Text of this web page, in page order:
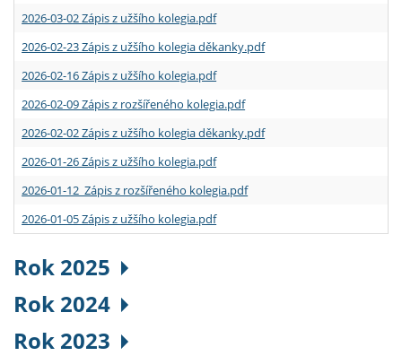
2026-03-02 Zápis z užšího kolegia.pdf
2026-02-23 Zápis z užšího kolegia děkanky.pdf
2026-02-16 Zápis z užšího kolegia.pdf
2026-02-09 Zápis z rozšířeného kolegia.pdf
2026-02-02 Zápis z užšího kolegia děkanky.pdf
2026-01-26 Zápis z užšího kolegia.pdf
2026-01-12 Zápis z rozšířeného kolegia.pdf
2026-01-05 Zápis z užšího kolegia.pdf
Rok 2025
Rok 2024
Rok 2023